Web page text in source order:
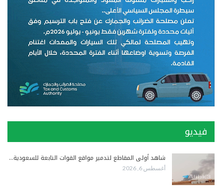
فيديو
شاهد أولى المقاطع لتدمير مواقع القوات التابعة للسعودية…
أغسطس 6, 2026